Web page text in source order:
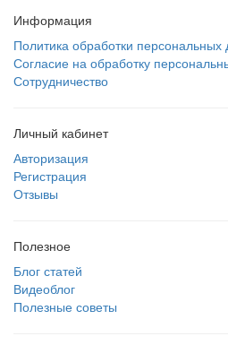
Информация
Политика обработки персональных
Согласие на обработку
Сотрудничество
Личный кабинет
Авторизация
Регистрация
Отзывы
Полезное
Блог статей
Видеоблог
Полезные советы